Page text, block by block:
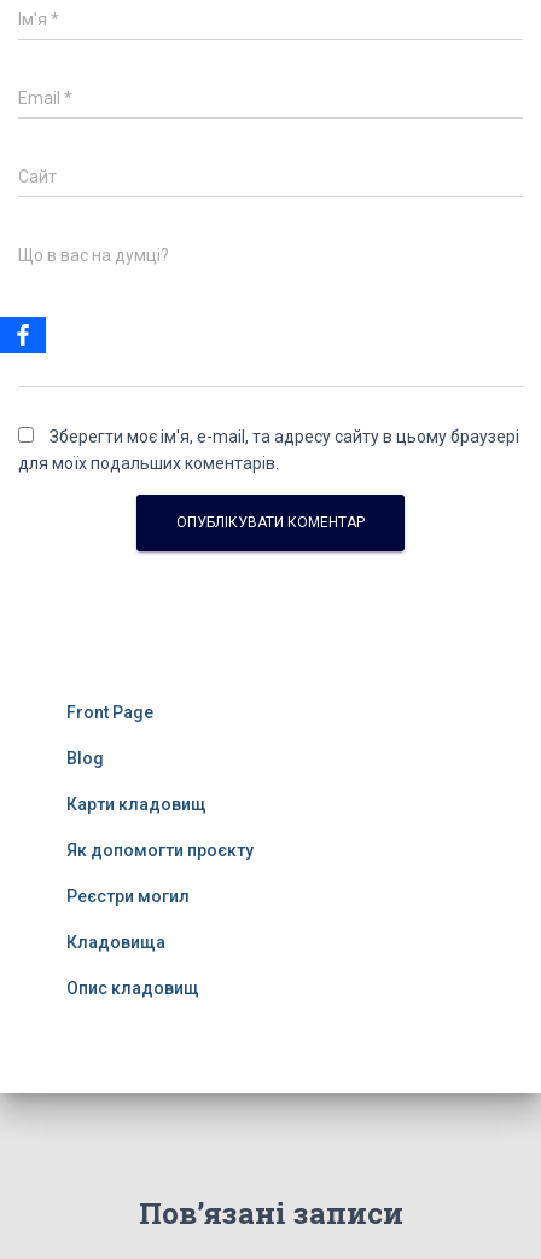
Ім'я *
Email *
Сайт
Що в вас на думці?
Зберегти моє ім'я, e-mail, та адресу сайту в цьому браузері
для моїх подальших коментарів.
Front Page
Blog
Карти кладовищ
Як допомогти проєкту
Реєстри могил
Кладовища
Опис кладовищ
Пов’язані записи